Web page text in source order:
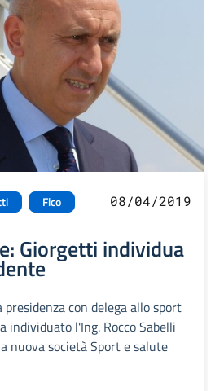
Fico 08/04/2019
Giorgetti individua
con delega allo sport
individuato l'Ing. Rocco Sabelli
nuova società Sport e salute